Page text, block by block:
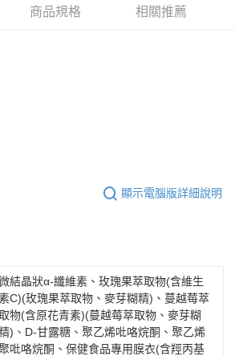
內提供個人資料，並將交易相關給付款項請求債
公司。
商品規格 相關推薦
顯示電腦版詳細說明
結晶狀α-纖維素、玫瑰果萃取物(含維生
C)(玫瑰果萃取物、麥芽糊精)、蔓越莓萃
物(含原花青素)(蔓越莓萃取物、麥芽糊
)、D-甘露糖、聚乙烯吡咯烷酮、聚乙烯
吡咯烷酮、保健食品專用膜衣(含羥丙基